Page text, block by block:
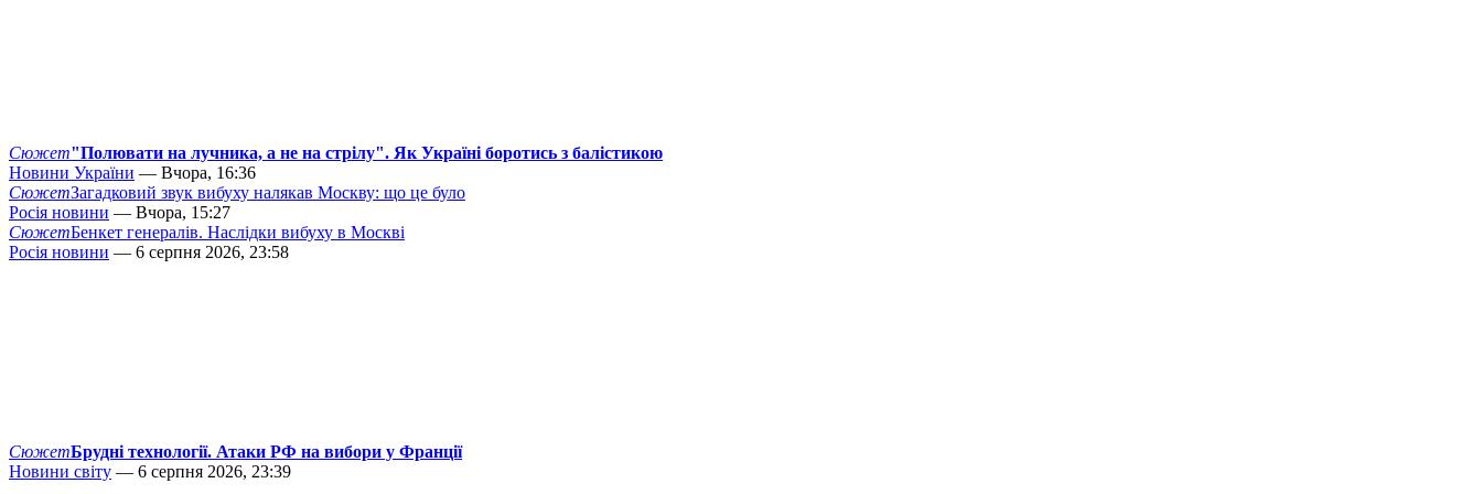
Сюжет"Полювати на лучника, а не на стрілу". Як Україні боротись з балістикою
Новини України — Вчора, 16:36
СюжетЗагадковий звук вибуху налякав Москву: що це було
Росія новини — Вчора, 15:27
СюжетБенкет генералів. Наслідки вибуху в Москві
Росія новини — 6 серпня 2026, 23:58
СюжетБрудні технології. Атаки РФ на вибори у Франції
Новини світу — 6 серпня 2026, 23:39